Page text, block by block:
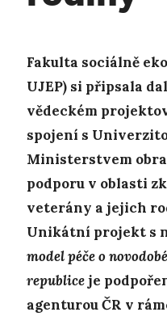
Fakulta sociálně
UJEP) si připsala
vědeckém
spojení s
Ministerstvem
podporu v oblasti
veterány a jejich
Unikátní projekt s
model péče o
republiceje
agenturou ČR v